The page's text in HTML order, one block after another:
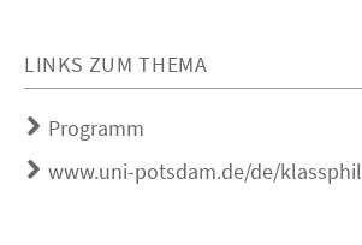
LINKS ZUM THEMA
Programm
www.uni-potsdam.de/de/klassphil